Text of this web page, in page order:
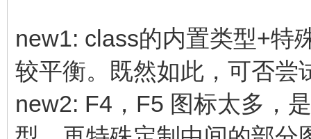
new1: class的内置类型+特
较平衡。既然如此，可否尝
new2: F4，F5 图标太多，